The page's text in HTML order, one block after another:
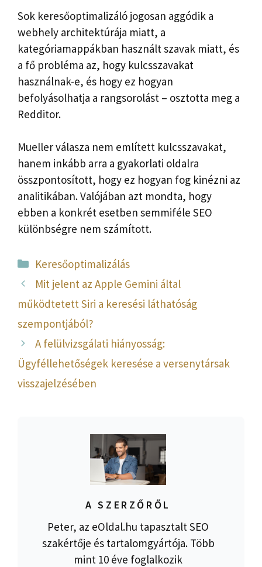
Sok keresőoptimalizáló jogosan aggódik a
webhely architektúrája miatt, a
kategóriamappákban használt szavak miatt, és
a fő probléma az, hogy kulcsszavakat
használnak-e, és hogy ez hogyan
befolyásolhatja a rangsorolást – osztotta meg a
Redditor.
Mueller válasza nem említett kulcsszavakat,
hanem inkább arra a gyakorlati oldalra
összpontosított, hogy ez hogyan fog kinézni az
analitikában. Valójában azt mondta, hogy
ebben a konkrét esetben semmiféle SEO
különbségre nem számított.
Kategória
Keresőoptimalizálás
Mit jelent az Apple Gemini által
működtetett Siri a keresési láthatóság
szempontjából?
A felülvizsgálati hiányosság:
Ügyféllehetőségek keresése a versenytársak
visszajelzésében
A SZERZŐRŐL
Peter, az eOldal.hu tapasztalt SEO
szakértője és tartalomgyártója. Több
mint 10 éve foglalkozik